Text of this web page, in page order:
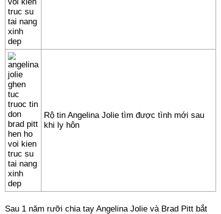
Rộ tin Angelina Jolie tìm được tình mới sau
khi ly hôn
Sau 1 năm rưỡi chia tay Angelina Jolie và Brad Pitt bắt